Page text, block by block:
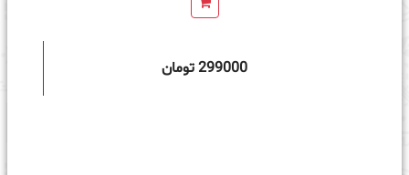
299000 تومان